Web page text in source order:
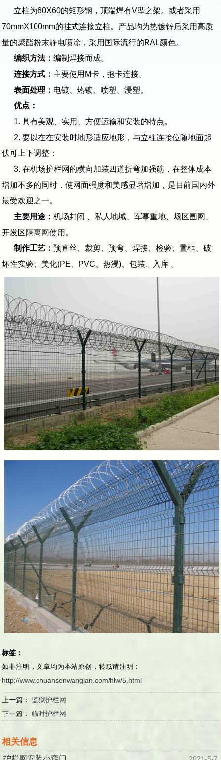
立柱为60X60的矩形钢，顶端焊有V型之架。或者采用
70mmX100mm的挂式连接立柱。产品均为热镀锌后采用高质
量的聚酯粉末静电喷涂，采用国际流行的RAL颜色。
编织方法：编制焊接而成。
连接方式： 主要使用M卡，抱卡连接。
表面处理： 电镀、热镀、喷塑、浸塑。
优点：
1. 具有美观、实用、方便运输和安装的特点。
2. 要以在在安装时地形适应地形，与立柱连接位随地面起
伏可上下调整；
3. 在机场护栏网的横向加装四道折弯加强筋，在整体成本
增加不多的同时，使网面强度和美感显著增加，是目前国内外
最受欢迎之一。
主要用途：机场封闭 、私人地域、军事重地、场区围网、
开发区隔离网使用。
制作工艺：预直丝、裁剪、预弯、焊接、检验、置框、破
坏性实验、美化(PE、PVC、热浸)、包装、入库 。
标签：
如非注明，文章均为本站原创，转载请注明：
http://www.chuansenwanglan.com/hlw/5.html
上一篇： 监狱护栏网
下一篇：临时护栏网
相关信息